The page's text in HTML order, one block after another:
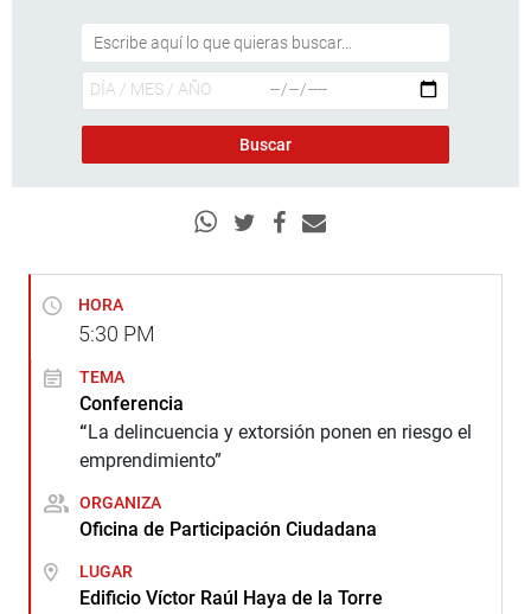
HORA
5:30 PM
TEMA
Conferencia
“La delincuencia y extorsión ponen en riesgo el
emprendimiento”
ORGANIZA
Oficina de Participación Ciudadana
LUGAR
Edificio Víctor Raúl Haya de la Torre